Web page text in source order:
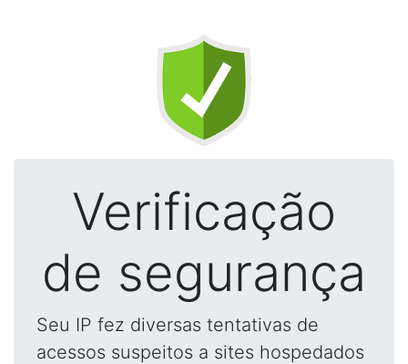
Verificação
de segurança
Seu IP fez diversas tentativas de
acessos suspeitos a sites hospedados